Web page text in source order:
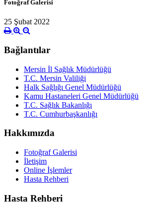
Fotoğraf Galerisi
25 Şubat 2022
Bağlantılar
Mersin İl Sağlık Müdürlüğü
T.C. Mersin Valiliği
Halk Sağlığı Genel Müdürlüğü
Kamu Hastaneleri Genel Müdürlüğü
T.C. Sağlık Bakanlığı
T.C. Cumhurbaşkanlığı
Hakkımızda
Fotoğraf Galerisi
İletişim
Online İşlemler
Hasta Rehberi
Hasta Rehberi